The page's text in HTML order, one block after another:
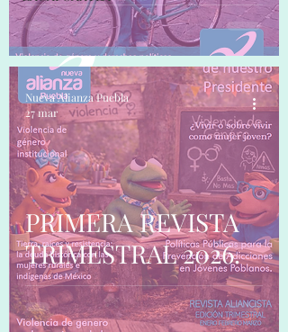
PRIMERA REVISTA
TRIMESTRAL 2026.
Nueva Alianza Puebla
27 mar